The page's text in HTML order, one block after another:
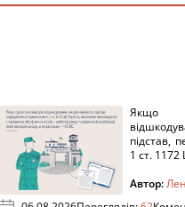
Якщо
підстав,
1 ст. 1172
Автор: